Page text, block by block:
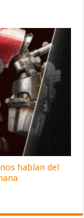
hablan del